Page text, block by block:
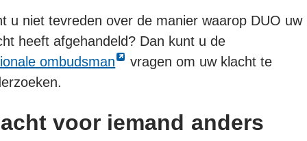
u niet tevreden over de manier waarop DUO uw
heeft afgehandeld? Dan kunt u de
ombudsman
vragen om uw klacht te
voor iemand anders